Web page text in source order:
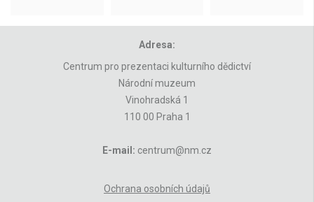
Adresa:
Centrum pro prezentaci kulturního dědictví
Národní muzeum
Vinohradská 1
110 00 Praha 1
E-mail: centrum@nm.cz
Ochrana osobních údajů